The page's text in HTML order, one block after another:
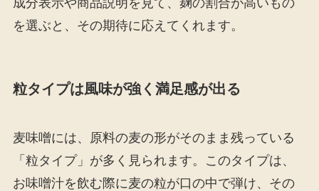
成分表示や商品説明を見て、麹の割合が高いもの
を選ぶと、その期待に応えてくれます。
粒タイプは風味が強く満足感が出る
麦味噌には、原料の麦の形がそのまま残っている
「粒タイプ」が多く見られます。このタイプは、
お味噌汁を飲む際に麦の粒が口の中で弾け、その